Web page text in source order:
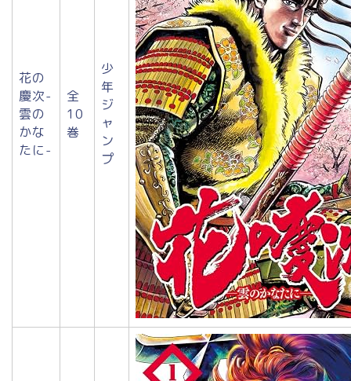
花の
慶次-
雲の
かな
たに-
全
10
巻
少
年
ジ
ャ
ン
プ